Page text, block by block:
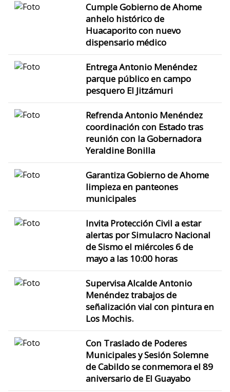
Cumple Gobierno de Ahome
anhelo histórico de
Huacaporito con nuevo
dispensario médico
Entrega Antonio Menéndez
parque público en campo
pesquero El Jitzámuri
Refrenda Antonio Menéndez
coordinación con Estado tras
reunión con la Gobernadora
Yeraldine Bonilla
Garantiza Gobierno de Ahome
limpieza en panteones
municipales
Invita Protección Civil a estar
alertas por Simulacro Nacional
de Sismo el miércoles 6 de
mayo a las 10:00 horas
Supervisa Alcalde Antonio
Menéndez trabajos de
señalización vial con pintura en
Los Mochis.
Con Traslado de Poderes
Municipales y Sesión Solemne
de Cabildo se conmemora el 89
aniversario de El Guayabo